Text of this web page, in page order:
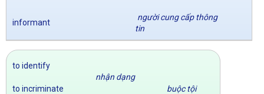
informant
người cung cấp thông
tin
to identify
nhận dạng
to incriminate
buộc tội